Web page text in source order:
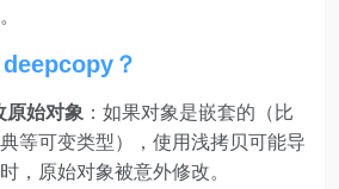
？
原始对象 ：如果对象是嵌套的（比
等可变类型），使用浅拷贝可能导
，原始对象被意外修改。